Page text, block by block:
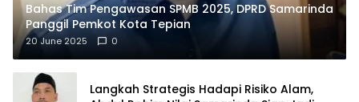
Bahas Tim Pengawasan SPMB 2025, DPRD Samarinda
Panggil Pemkot Kota Tepian
20 June 2025 0
Langkah Strategis Hadapi Risiko Alam,